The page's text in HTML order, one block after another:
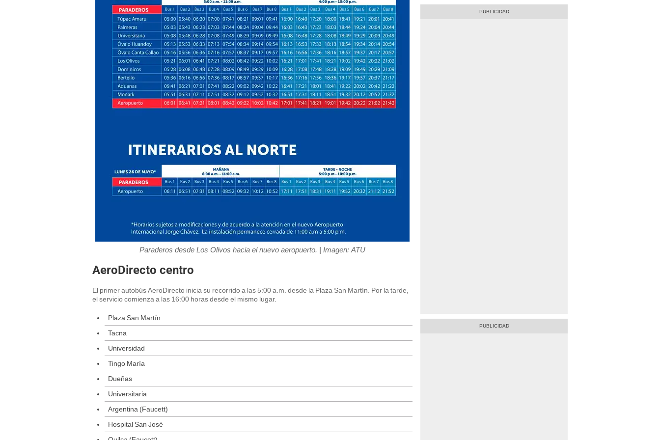
Paraderos desde Los Olivos hacia el nuevo aeropuerto. | Imagen: ATU
AeroDirecto centro
El primer autobús AeroDirecto inicia su recorrido a las 5:00 a.m. desde la Plaza San Martín. Por la tarde,
el servicio comienza a las 16:00 horas desde el mismo lugar.
Plaza San Martín
Tacna
Universidad
Tingo María
Dueñas
Universitaria
Argentina (Faucett)
Hospital San José